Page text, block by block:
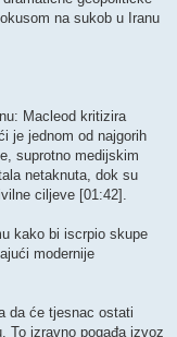
na sukob u Iranu
Macleod kritizira
je jednom od najgorih
suprotno medijskim
netaknuta, dok su
ciljeve [01:42].
kako bi iscrpio skupe
modernije
da će tjesnac ostati
To izravno pogađa izvoz